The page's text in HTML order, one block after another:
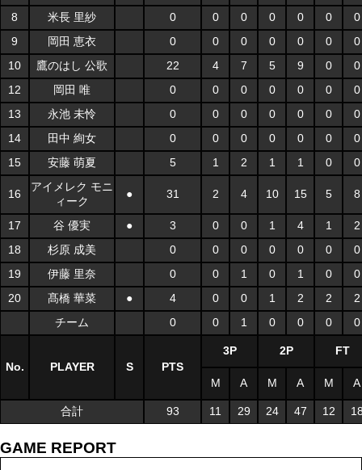
8
米長 里紗 0 0 0 0 0 0
0
9
岡田 恵衣 0 0 0 0 0 0
0
10
鷹のはし 公歌 22 4 7 5 9 0
0
12
岡田 唯 0 0 0 0 0 0
0
13
永池 未怜 0 0 0 0 0 0
0
14
田中 絢女 0 0 0 0 0 0
0
15
安藤 萌夏 5 1 2 1 1 0 0
16
アイメレク モニ
ィーク
● 31 2 4 10 15 5 8
17 谷 優実 ● 3 0 0 1 4 1
2
18
杉原 成美 0 0 0 0 0 0
0
19
伊藤 里奈 0 0 1 0 1 0
0
20
髙橋 華菜 ● 4 0 0 1 2 2
2
チーム
0 0 1 0 0 0 0
No. PLAYER S PTS
3P 2P FT
M A M A M A
合計 93 11 29 24 47 12
GAME REPORT